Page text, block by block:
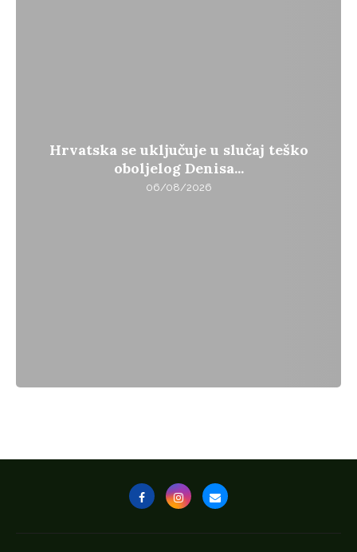
Hrvatska se uključuje u slučaj teško
oboljelog Denisa...
06/08/2026